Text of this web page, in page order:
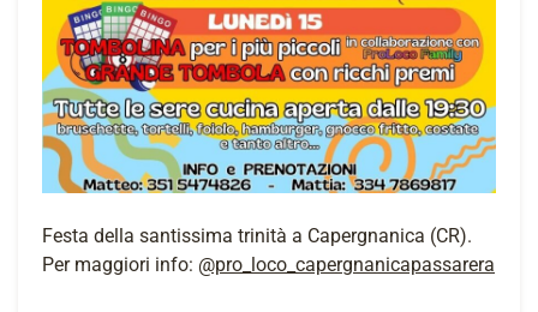
Festa della santissima trinità a Capergnanica (CR).
Per maggiori info: @pro_loco_capergnanicapassarera